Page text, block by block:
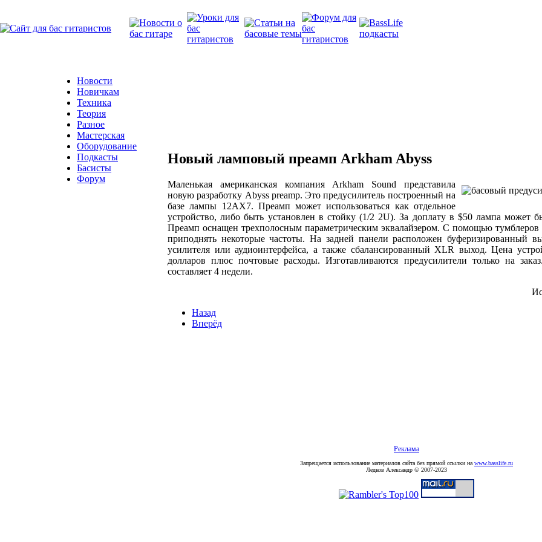
Новости
Новичкам
Техника
Теория
Разное
Мастерская
Оборудование
Подкасты
Басисты
Форум
Новый ламповый преамп Arkham Abyss
Маленькая американская компания Arkham Sound представила
новую разработку Abyss preamp. Это предусилитель построенный на
базе лампы 12AX7. Преамп может использоваться как отдельное
устройство, либо быть установлен в стойку (1/2 2U). За доплату в $50 лампа может
Преамп оснащен трехполосным параметрическим эквалайзером. С помощью
приподнять некоторые частоты. На задней панели расположен буферизированный
усилителя или аудиоинтерфейса, а также сбалансированный XLR выход. Цена
долларов плюс почтовые расходы. Изготавливаются предусилители только на
составляет 4 недели.
Назад
Вперёд
Реклама
Запрещается использование материалов сайта без прямой ссылки на www.basslife.ru
Ледков Александр © 2007-2023